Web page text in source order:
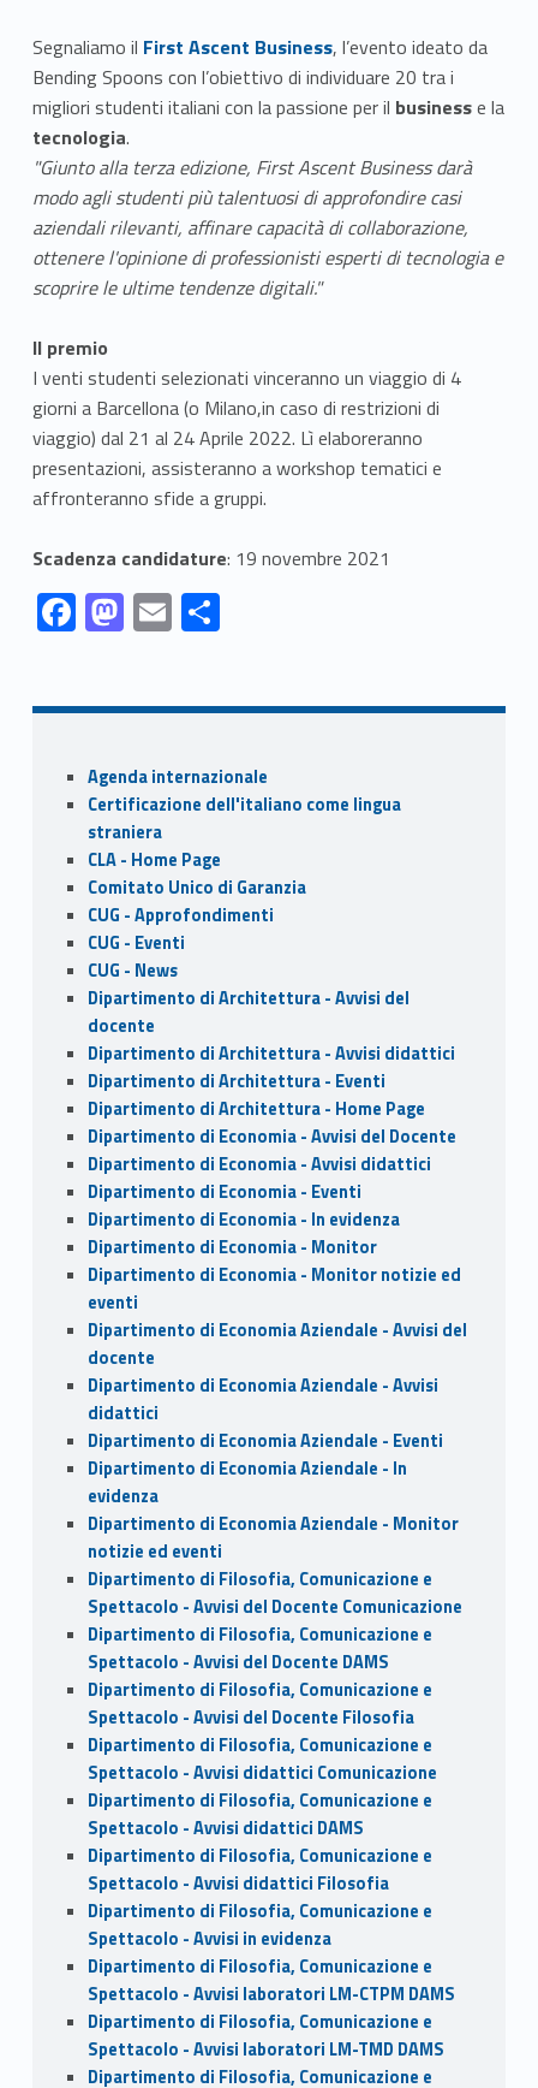
Segnaliamo il Link identifier #identifier__55898-1
First Ascent Business, l’evento ideato da
Bending Spoons con l’obiettivo di individuare 20 tra i
migliori studenti italiani con la passione per il businesse la
tecnologia.
"Giunto alla terza edizione, First Ascent Business darà
modo agli studenti più talentuosi di approfondire casi
aziendali rilevanti, affinare capacità di collaborazione,
ottenere l'opinione di professionisti esperti di tecnologia e
scoprire le ultime tendenze digitali."
Il premio
I venti studenti selezionati vinceranno un viaggio di 4
giorni a Barcellona (o Milano,in caso di restrizioni di
viaggio) dal 21 al 24 Aprile 2022. Lì elaboreranno
presentazioni, assisteranno a workshop tematici e
affronteranno sfide a gruppi.
Scadenza candidature: 19 novembre 2021
Link identifier #identifier__18943-1
F
ac
b
o
o
k
Link identifier #identifier__140995-2 M
as
d
o
n
Link identifier #identifier__10046-3 E
m
l
Link identifier #identifier__149610-4 S
h
e
Sidebar
Agenda internazionale
Certificazione dell'italiano come lingua
straniera
CLA - Home Page
Comitato Unico di Garanzia
CUG - Approfondimenti
CUG - Eventi
CUG - News
Dipartimento di Architettura - Avvisi del
docente
Dipartimento di Architettura - Avvisi didattici
Dipartimento di Architettura - Eventi
Dipartimento di Architettura - Home Page
Dipartimento di Economia - Avvisi del Docente
Dipartimento di Economia - Avvisi didattici
Dipartimento di Economia - Eventi
Dipartimento di Economia - In evidenza
Dipartimento di Economia - Monitor
Dipartimento di Economia - Monitor notizie ed
eventi
Dipartimento di Economia Aziendale - Avvisi del
docente
Dipartimento di Economia Aziendale - Avvisi
didattici
Dipartimento di Economia Aziendale - Eventi
Dipartimento di Economia Aziendale - In
evidenza
Dipartimento di Economia Aziendale - Monitor
notizie ed eventi
Dipartimento di Filosofia, Comunicazione e
Spettacolo - Avvisi del Docente Comunicazione
Dipartimento di Filosofia, Comunicazione e
Spettacolo - Avvisi del Docente DAMS
Dipartimento di Filosofia, Comunicazione e
Spettacolo - Avvisi del Docente Filosofia
Dipartimento di Filosofia, Comunicazione e
Spettacolo - Avvisi didattici Comunicazione
Dipartimento di Filosofia, Comunicazione e
Spettacolo - Avvisi didattici DAMS
Dipartimento di Filosofia, Comunicazione e
Spettacolo - Avvisi didattici Filosofia
Dipartimento di Filosofia, Comunicazione e
Spettacolo - Avvisi in evidenza
Dipartimento di Filosofia, Comunicazione e
Spettacolo - Avvisi laboratori LM-CTPM DAMS
Dipartimento di Filosofia, Comunicazione e
Spettacolo - Avvisi laboratori LM-TMD DAMS
Dipartimento di Filosofia, Comunicazione e